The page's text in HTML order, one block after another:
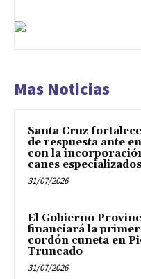
Mas Noticias
Santa Cruz
de respuesta ante
con la
canes especializados
31/07/2026
El Gobierno
financiará la
cordón cuneta en
Truncado
31/07/2026